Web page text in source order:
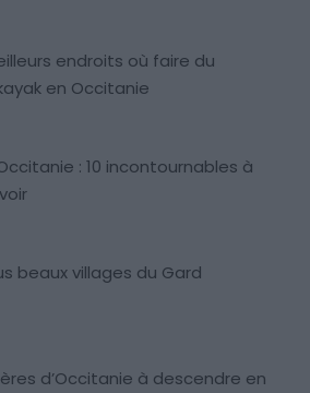
endroits où faire du
en Occitanie
: 10 incontournables à
beaux villages du Gard
d’Occitanie à descendre en